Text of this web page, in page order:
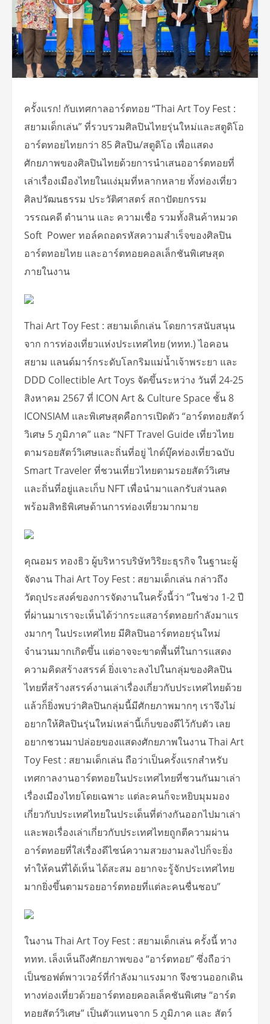
ครั้งแรก! กับเทศกาลอาร์ตทอย “Thai Art Toy Fest :
สยามเด็กเล่น” ที่รวบรวมศิลปินไทยรุ่นใหม่และสตูดิโอ
อาร์ตทอยไทยกว่า 85 ศิลปิน/สตูดิโอ เพื่อแสดง
ศักยภาพของศิลปินไทยด้วยการนำเสนออาร์ตทอยที่
เล่าเรื่องเมืองไทยในแง่มุมที่หลากหลาย ทั้งท่องเที่ยว
ศิลปวัฒนธรรม ประวัติศาสตร์ สถาปัตยกรรม
วรรณคดี ตำนาน และ ความเชื่อ รวมทั้งสินค้าหมวด
Soft Power ทอล์คถอดรหัสความสำเร็จของศิลปิน
อาร์ตทอยไทย และอาร์ตทอยคอลเล็กชันพิเศษสุด
ภายในงาน
Thai Art Toy Fest : สยามเด็กเล่น โดยการสนับสนุน
จาก การท่องเที่ยวแห่งประเทศไทย (ททท.) ไอคอน
สยาม แลนด์มาร์กระดับโลกริมแม่น้ำเจ้าพระยา และ
DDD Collectible Art Toys จัดขึ้นระหว่าง วันที่ 24-25
สิงหาคม 2567 ที่ ICON Art & Culture Space ชั้น 8
ICONSIAM และพิเศษสุดคือการเปิดตัว “อาร์ตทอยสัตว์
วิเศษ 5 ภูมิภาค” และ “NFT Travel Guide เที่ยวไทย
ตามรอยสัตว์วิเศษและถิ่นที่อยู่ ไกด์บุ๊คท่องเที่ยวฉบับ
Smart Traveler ที่ชวนเที่ยวไทยตามรอยสัตว์วิเศษ
และถิ่นที่อยู่และเก็บ NFT เพื่อนำมาแลกรับส่วนลด
พร้อมสิทธิพิเศษด้านการท่องเที่ยวมากมาย
คุณอมร ทองธิว ผู้บริหารบริษัทวิริยะธุรกิจ ในฐานะผู้
จัดงาน Thai Art Toy Fest : สยามเด็กเล่น กล่าวถึง
วัตถุประสงค์ของการจัดงานในครั้งนี้ว่า “ในช่วง 1-2 ปี
ที่ผ่านมาเราจะเห็นได้ว่ากระแสอาร์ตทอยกำลังมาแร
งมากๆ ในประเทศไทย มีศิลปินอาร์ตทอยรุ่นใหม่
จำนวนมากเกิดขึ้น แต่อาจจะขาดพื้นที่ในการแสดง
ความคิดสร้างสรรค์ ยิ่งเจาะลงไปในกลุ่มของศิลปิน
ไทยที่สร้างสรรค์งานเล่าเรื่องเกี่ยวกับประเทศไทยด้วย
แล้วก็ยิ่งพบว่าศิลปินกลุ่มนี้มีศักยภาพมากๆ เราจึงไม่
อยากให้ศิลปินรุ่นใหม่เหล่านี้เก็บของดีไว้กับตัว เลย
อยากชวนมาปล่อยของแสดงศักยภาพในงาน Thai Art
Toy Fest : สยามเด็กเล่น ถือว่าเป็นครั้งแรกสำหรับ
เทศกาลงานอาร์ตทอยในประเทศไทยที่ชวนกันมาเล่า
เรื่องเมืองไทยโดยเฉพาะ แต่ละคนก็จะหยิบมุมมอง
เกี่ยวกับประเทศไทยในประเด็นที่ต่างกันออกไปมาเล่า
และพอเรื่องเล่าเกี่ยวกับประเทศไทยถูกตีความผ่าน
อาร์ตทอยที่ใส่เรื่องดีไซน์ความสวยงามลงไปก็จะยิ่ง
ทำให้คนที่ได้เห็น ได้สะสม อยากจะรู้จักประเทศไทย
มากยิ่งขึ้นตามรอยอาร์ตทอยที่แต่ละคนชื่นชอบ”
ในงาน Thai Art Toy Fest : สยามเด็กเล่น ครั้งนี้ ทาง
ททท. เล็งเห็นถึงศักยภาพของ “อาร์ตทอย” ซึ่งถือว่า
เป็นซอฟต์พาวเวอร์ที่กำลังมาแรงมาก จึงชวนออกเดิน
ทางท่องเที่ยวด้วยอาร์ตทอยคอลเล็คชันพิเศษ “อาร์ต
ทอยสัตว์วิเศษ” เป็นตัวแทนจาก 5 ภูมิภาค และ สัตว์